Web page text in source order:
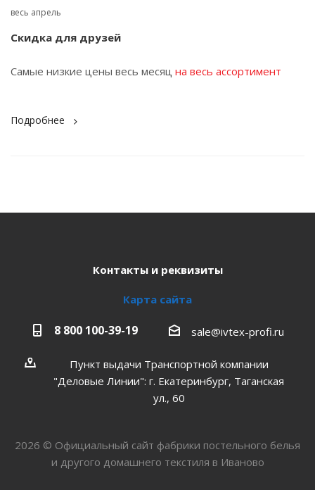
весь апрель
Скидка для друзей
Самые низкие цены весь месяц на весь ассортимент
Подробнее
Контакты и реквизиты
Карта сайта
8 800 100-39-19 sale@ivtex-profi.ru
Пункт выдачи Транспортной компании
"Деловые Линии": г. Екатеринбург, Таганская
ул., 60
2026 © Официальный сайт фабрики постельного белья
и другого домашнего текстиля в Иваново